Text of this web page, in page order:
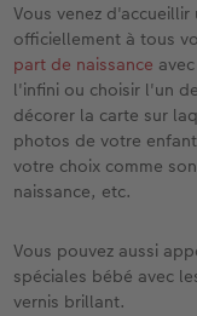
Vous venez
officiellement à tous
part de naissance
l'infini ou choisir l'un
décorer la carte sur
photos de votre
votre choix comme
naissance, etc.
Vous pouvez aussi
spéciales bébé avec
vernis brillant.